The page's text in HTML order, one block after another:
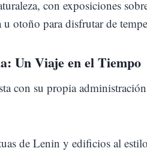
con exposiciones
otoño para disfrutar de
Un Viaje en el Tiempo
con su propia
de Lenin y edificios al